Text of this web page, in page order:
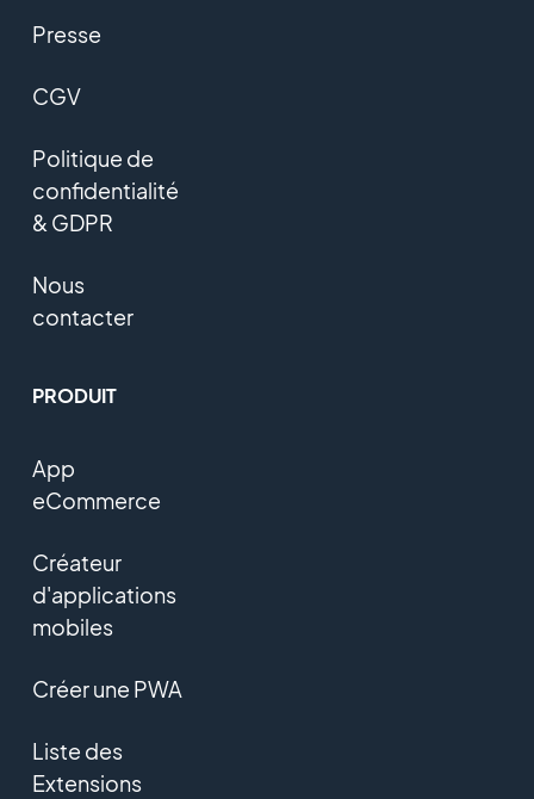
Presse
CGV
Politique de
confidentialité
& GDPR
Nous
contacter
PRODUIT
App
eCommerce
Créateur
d'applications
mobiles
Créer une PWA
Liste des
Extensions